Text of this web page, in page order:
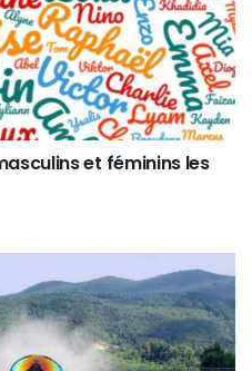
et féminins les